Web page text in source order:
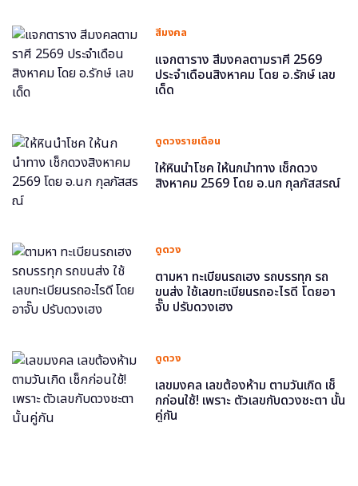
สีมงคล
แจกตาราง สีมงคลตามราศี 2569
ประจำเดือนสิงหาคม โดย อ.รักษ์ เลข
เด็ด
ดูดวงรายเดือน
ให้หินนำโชค ให้นกนำทาง เช็กดวง
สิงหาคม 2569 โดย อ.นก กุลภัสสรณ์
ดูดวง
ตามหา ทะเบียนรถเฮง รถบรรทุก รถ
ขนส่ง ใช้เลขทะเบียนรถอะไรดี โดยอา
จั๊บ ปรับดวงเฮง
ดูดวง
เลขมงคล เลขต้องห้าม ตามวันเกิด เช็
กก่อนใช้! เพราะ ตัวเลขกับดวงชะตา นั้น
คู่กัน